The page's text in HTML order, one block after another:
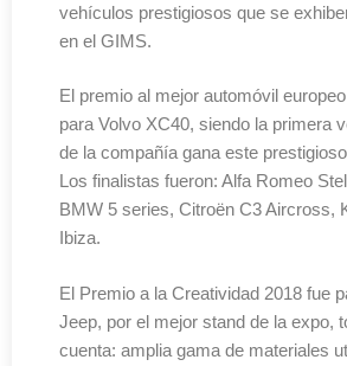
vehículos prestigiosos que se
en el GIMS.
El premio al mejor automóvil
para Volvo XC40, siendo la primera
de la compañía gana este
Los finalistas fueron: Alfa Romeo
BMW 5 series, Citroën C3 Aircross,
Ibiza.
El Premio a la Creatividad 2018 fue
Jeep, por el mejor stand de la expo,
cuenta: amplia gama de materiales